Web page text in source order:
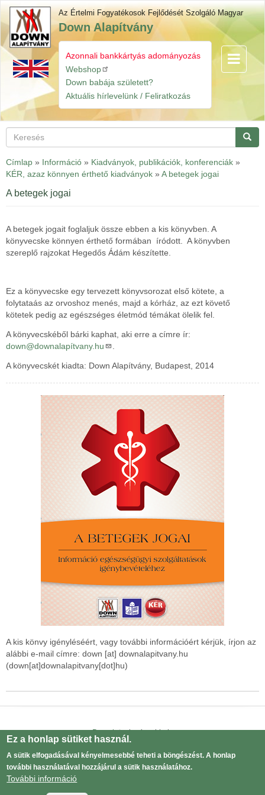
Ugrás
tartalomra
Az Értelmi Fogyatékosok Fejlődését Szolgáló Magyar
Down Alapítvány
Gyorslinkek
Azonnali bankkártyás adományozás
Webshop
Down babája született?
Aktuális hírlevelünk / Feliratkozás
Navigáció
Keresés
Címlap » Információ » Kiadványok, publikációk, konferenciák »
KÉR, azaz könnyen érthető kiadványok » A betegek jogai
A betegek jogai
A betegek jogait foglaljuk össze ebben a kis könyvben. A
könyvecske könnyen érthető formában íródott. A könyvben
szereplő rajzokat Hegedős Ádám készítette.
Ez a könyvecske egy tervezett könyvsorozat első kötete, a
folytataás az orvoshoz menés, majd a kórház, az ezt követő
kötetek pedig az egészséges életmód témákat ölelik fel.
A könyvecskéből bárki kaphat, aki erre a címre ír:
down@downalapítvany.hu
A könyvecskét kiadta: Down Alapítvány, Budapest, 2014
A kis könvy igényléséért, vagy további információért kérjük, írjon az
alábbi e-mail címre: down [at] downalapitvany.hu
(down[at]downalapitvany[dot]hu)
Drupal alapú webhely
Lábléc
menü
User
Bejelentkezés
Ez a honlap sütiket használ.
A sütik elfogadásával kényelmesebbé teheti a böngészést. A honlap
további használatával hozzájárul a sütik használatához.
További információ